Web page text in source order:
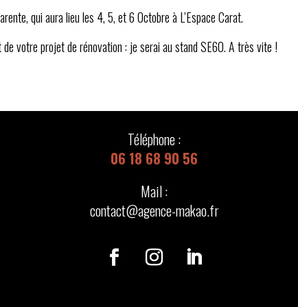
qui aura lieu les 4, 5, et 6 Octobre à L’Espace Carat.
votre projet de rénovation : je serai au stand SE60. A très vite !
Téléphone :
06 18 68 90 56
Mail :
contact@agence-makao.fr